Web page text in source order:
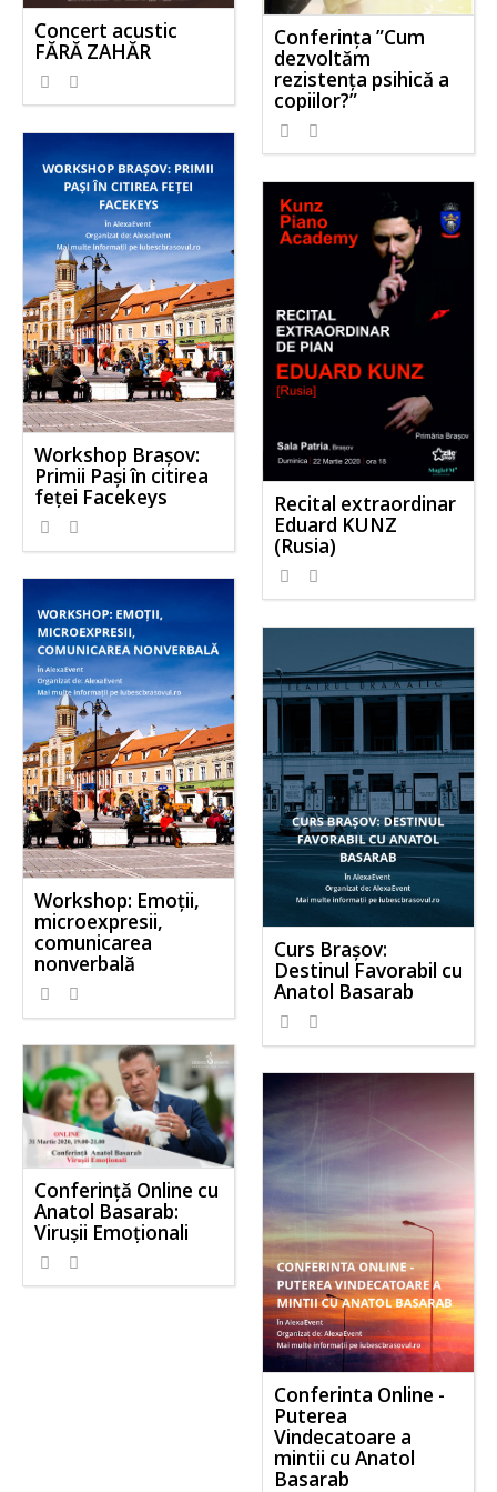
Concert acustic
FĂRĂ ZAHĂR
Conferința ”Cum
dezvoltăm
rezistența psihică a
copiilor?”
Workshop Brașov:
Primii Pași în citirea
feței Facekeys
Recital extraordinar
Eduard KUNZ
(Rusia)
Workshop: Emoții,
microexpresii,
comunicarea
nonverbală
Curs Brașov:
Destinul Favorabil cu
Anatol Basarab
Conferință Online cu
Anatol Basarab:
Virușii Emoționali
Conferinta Online -
Puterea
Vindecatoare a
mintii cu Anatol
Basarab